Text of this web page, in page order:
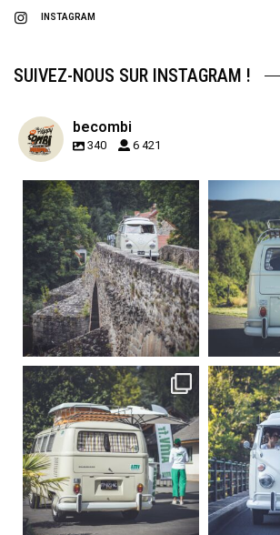
INSTAGRAM
SUIVEZ-NOUS SUR INSTAGRAM !
becombi
340 6 421
becombi
Sep 15
219
3
becombi
Sep 10
220
4